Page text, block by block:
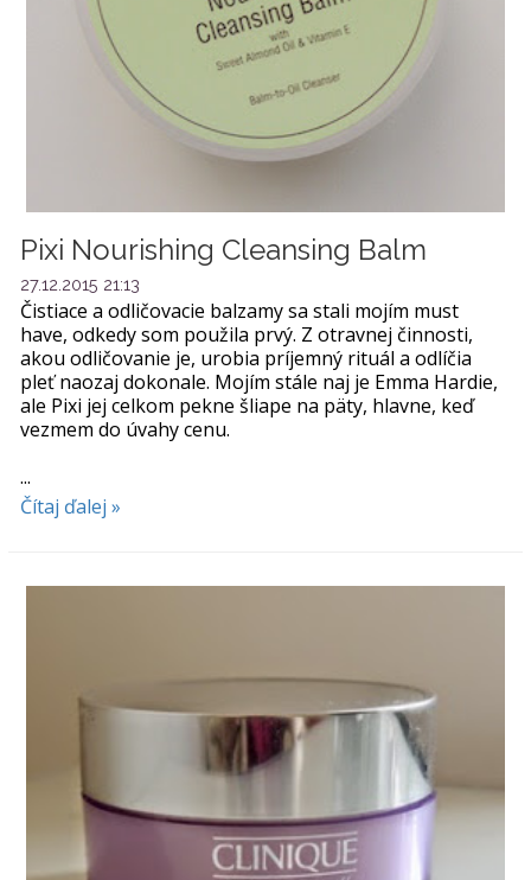
Pixi Nourishing Cleansing Balm
27.12.2015 21:13
Čistiace a odličovacie balzamy sa stali mojím must
have, odkedy som použila prvý. Z otravnej činnosti,
akou odličovanie je, urobia príjemný rituál a odlíčia
pleť naozaj dokonale. Mojím stále naj je Emma Hardie,
ale Pixi jej celkom pekne šliape na päty, hlavne, keď
vezmem do úvahy cenu.
...
Čítaj ďalej »